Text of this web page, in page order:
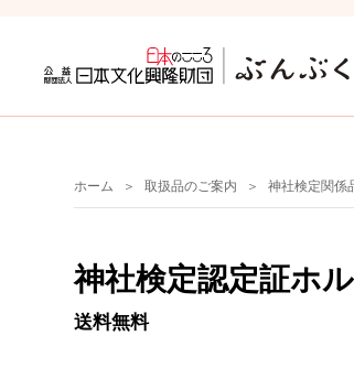
ホーム 取扱品のご案内 神社検定関係
神社検定認定証ホ
送料無料